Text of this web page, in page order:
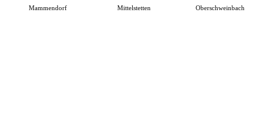
Mammendorf Mittelstetten Oberschweinbach